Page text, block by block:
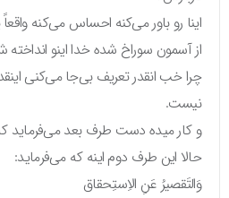
اینا رو باور می‌کنه احساس می‌کنه واقعاً
از آسمون سوراخ شده خدا اینو انداخته
چرا خب انقدر تعریف بی‌جا می‌کنی
نیست.
و کار میده دست طرف بعد می‌فرماید که :
حالا این طرف دوم اینه که می‌فرماید:
وَالتَقصیرُ عَنِ الاِستِحقاق